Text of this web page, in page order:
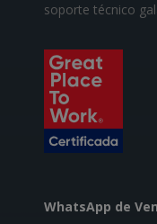
soporte técnico
WhatsApp de